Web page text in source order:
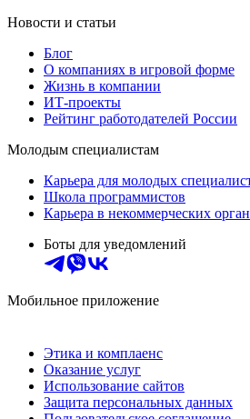
Новости и статьи
Блог
О компаниях в игровой форме
Жизнь в компании
ИТ-проекты
Рейтинг работодателей России
Молодым специалистам
Карьера для молодых
Школа программистов
Карьера в некоммерческих
Боты для уведомлений
Мобильное приложение
Этика и комплаенс
Оказание услуг
Использование сайтов
Защита персональных данных